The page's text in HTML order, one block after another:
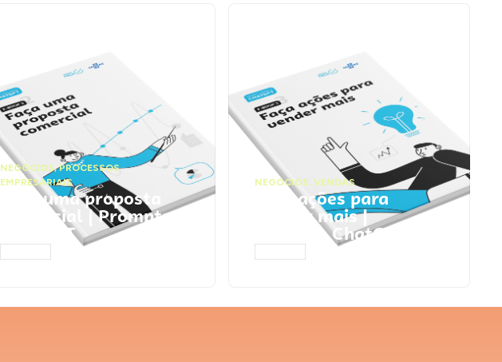
NEGÓCIOS,PROCESSOS
EMPRESARIAIS
Faça uma proposta
comercial | Prompts
ChatGPT
NEGÓCIOS, VENDAS
Faça ações para
vender mais |
Prompts ChatGPT